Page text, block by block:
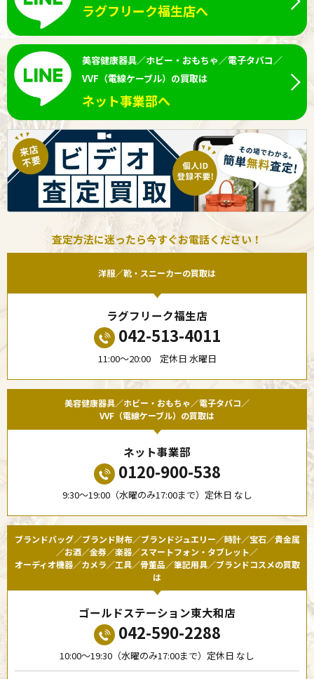
ラグフリーク福生店へ
美容健康器具／ホビー・おもちゃ／電子タバコ／
VVF（電線ケーブル）の買取は
ネット事業部へ
査定方法に迷ったら今すぐお電話ください！
洋服／靴・スニーカーの買取は
ラグフリーク福生店
042-513-4011
11:00〜20:00 定休日 水曜日
美容健康器具／ホビー・おもちゃ／電子タバコ／
VVF（電線ケーブル）の買取は
ネット事業部
0120-900-538
9:30〜19:00（水曜のみ17:00まで）定休日 なし
ブランドバッグ／ブランド財布／ブランドジュエリー／時計／宝石／貴金属
／お酒／金券／楽器／スマートフォン・タブレット／
オーディオ機器／カメラ／工具／骨董品／筆記用具／ブランドコスメの買取
は
ゴールドステーション東大和店
042-590-2288
10:00〜19:30（水曜のみ17:00まで）定休日 なし